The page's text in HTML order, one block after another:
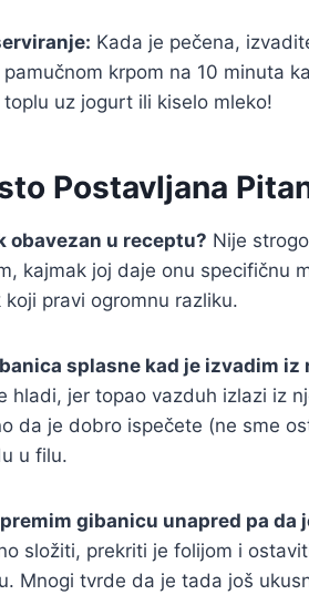
Kada je pečena,
krpom na 10 minuta
uz jogurt ili kiselo mleko!
Postavljana
obavezan u receptu? Nije
kajmak joj daje onu specifičnu
pravi ogromnu razliku.
splasne kad je izvadim iz
hladi, jer topao vazduh izlazi iz
da je dobro ispečete (ne sme
u filu.
gibanicu unapred pa da
složiti, prekriti je folijom i
Mnogi tvrde da je tada još